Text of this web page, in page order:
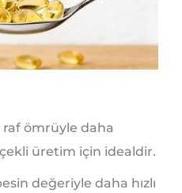
ömrüyle daha
üretim için idealdir.
değeriyle daha hızlı